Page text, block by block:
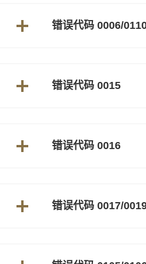
错误代码 0006/
错误代码 0015
错误代码 0016
错误代码 0017/